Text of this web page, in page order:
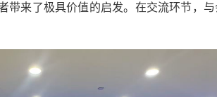
带来了极具价值的启发。在交流环节，